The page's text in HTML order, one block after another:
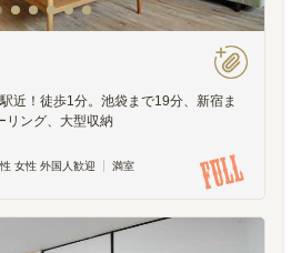
近！徒歩1分。池袋まで19分、新宿ま
リング、大型収納
女性 外国人歓迎 満室